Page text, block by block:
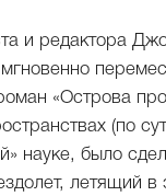
и редактора
«Острова
(по
науке, было
летящий